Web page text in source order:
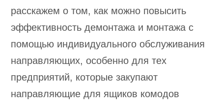
расскажем о том, как можно повысить
эффективность демонтажа и монтажа с
помощью индивидуального обслуживания
направляющих, особенно для тех
предприятий, которые закупают
направляющие для ящиков комодов